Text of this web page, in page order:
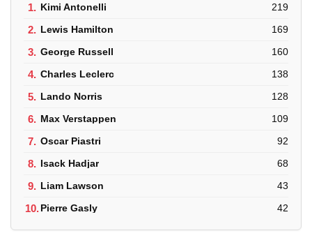
1. Kimi Antonelli 219
2. Lewis Hamilton 169
3. George Russell 160
4. Charles Leclerc 138
5. Lando Norris 128
6. Max Verstappen 109
7. Oscar Piastri 92
8. Isack Hadjar 68
9. Liam Lawson 43
10.Pierre Gasly 42